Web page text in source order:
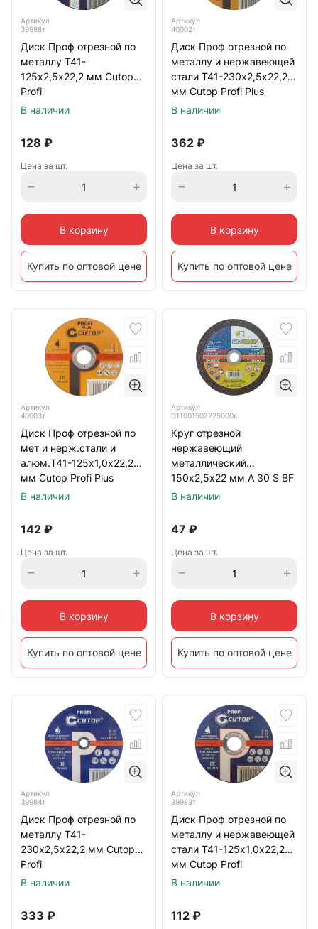
Артикул
39988т
Диск Проф отрезной по
металлу Т41-
125х2,5х22,2 мм Cutop
Profi
В наличии
128 ₽
Цена за шт.
В корзину
Купить по оптовой цене
Артикул
40002т
Диск Проф отрезной по
металлу и нержавеющей
стали Т41-230х2,5х22,2
мм Cutop Profi Plus
В наличии
362 ₽
Цена за шт.
В корзину
Купить по оптовой цене
Артикул
40003т
Диск Проф отрезной по
мет и нерж.стали и
алюм.Т41-125х1,0х22,2
мм Cutop Profi Plus
В наличии
142 ₽
Цена за шт.
В корзину
Купить по оптовой цене
Артикул
D11001502225000к
Круг отрезной
нержавеющий
металлический
150х2,5х22 мм A 30 S BF
80 Луга
В наличии
47 ₽
Цена за шт.
В корзину
Купить по оптовой цене
Артикул
39984т
Диск Проф отрезной по
металлу Т41-
230х2,5х22,2 мм Cutop
Profi
В наличии
333 ₽
Артикул
39983т
Диск Проф отрезной по
металлу и нержавеющей
стали Т41-125х1,0х22,2
мм Cutop Profi
В наличии
112 ₽